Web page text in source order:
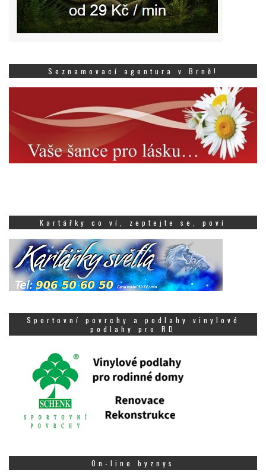
Seznamovací agentura v Brně!
Kartářky co ví, zeptejte se, poví
Sportovní povrchy a podlahy vinylové
podlahy pro RD
On-line byznys